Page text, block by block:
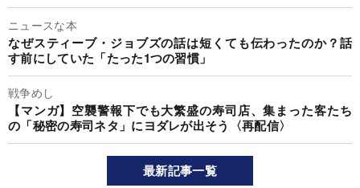
ニュースな本
なぜスティーブ・ジョブズの話は短くても伝わったのか？話
す前にしていた「たった1つの習慣」
戦争めし
【マンガ】空襲警報下でも大繁盛の寿司店、集まった客たち
の「秘密の寿司ネタ」にヨダレが出そう〈再配信〉
最新記事一覧